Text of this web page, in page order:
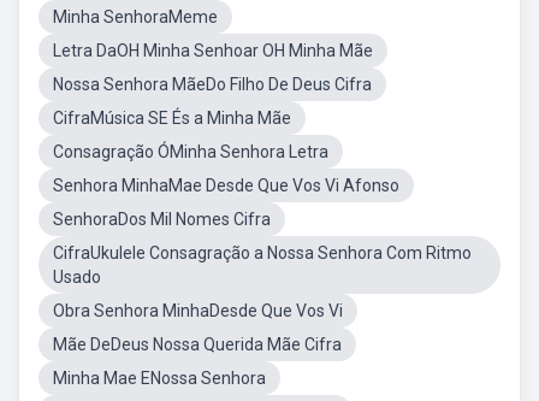
Minha SenhoraMeme
Letra DaOH Minha Senhoar OH Minha Mãe
Nossa Senhora MãeDo Filho De Deus Cifra
CifraMúsica SE És a Minha Mãe
Consagração ÓMinha Senhora Letra
Senhora MinhaMae Desde Que Vos Vi Afonso
SenhoraDos Mil Nomes Cifra
CifraUkulele Consagração a Nossa Senhora Com Ritmo
Usado
Obra Senhora MinhaDesde Que Vos Vi
Mãe DeDeus Nossa Querida Mãe Cifra
Minha Mae ENossa Senhora